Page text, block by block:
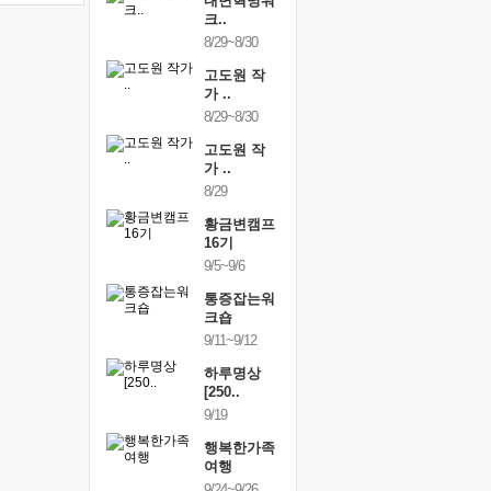
크..
8/29~8/30
고도원 작
가 ..
8/29~8/30
고도원 작
가 ..
8/29
황금변캠프
16기
9/5~9/6
통증잡는워
크숍
9/11~9/12
하루명상
[250..
9/19
행복한가족
여행